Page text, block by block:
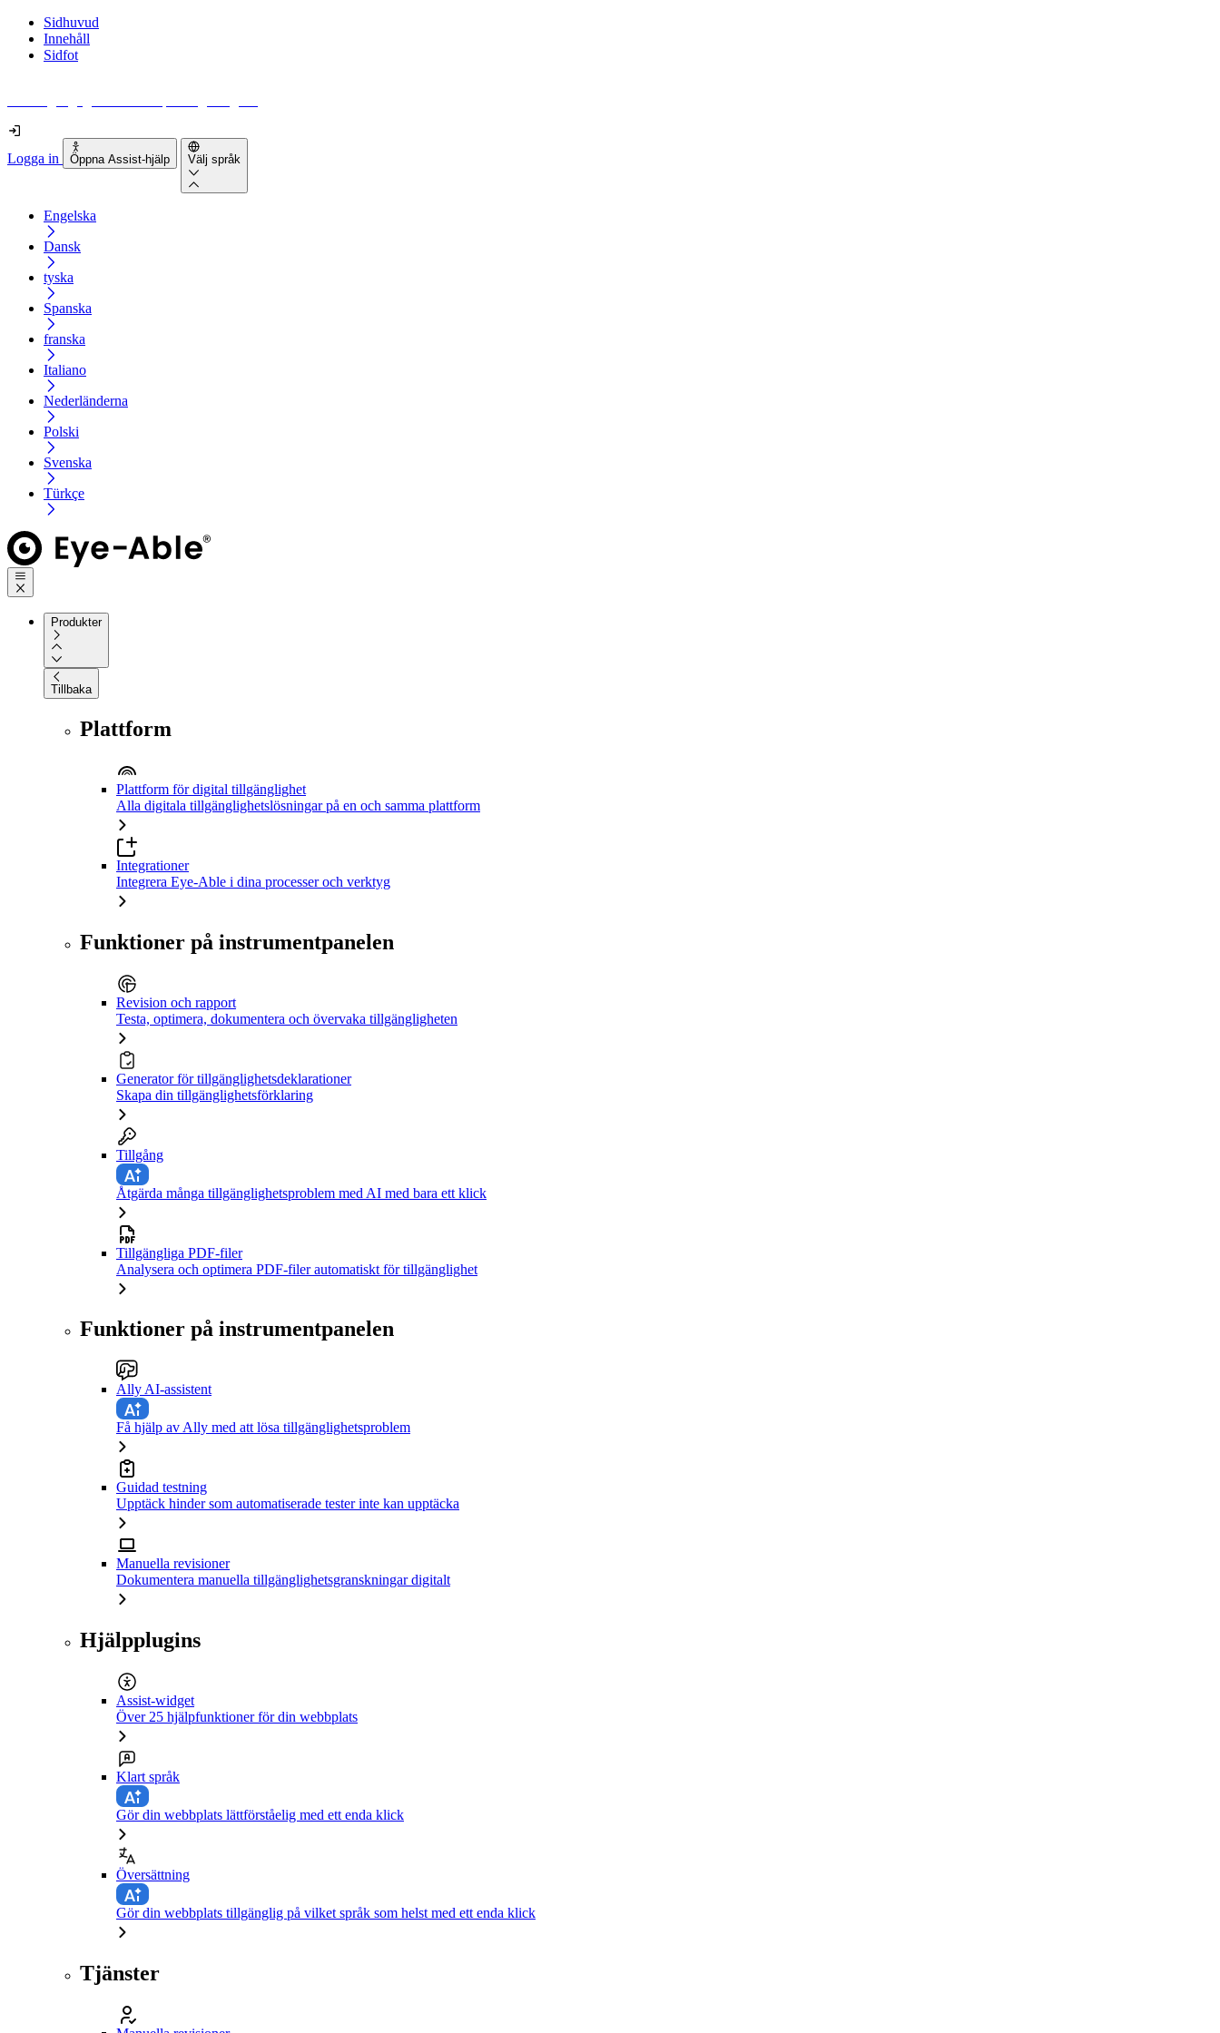
Sidhuvud
Innehåll
Sidfot
Logga in Öppna Assist-hjälp Välj språk
Engelska
Dansk
tyska
Spanska
franska
Italiano
Nederländerna
Polski
Svenska
Türkçe
Produkter
Tillbaka
Plattform
Plattform för digital tillgänglighet
Alla digitala tillgänglighetslösningar på en och samma plattform
Integrationer
Integrera Eye-Able i dina processer och verktyg
Funktioner på instrumentpanelen
Revision och rapport
Testa, optimera, dokumentera och övervaka tillgängligheten
Generator för tillgänglighetsdeklarationer
Skapa din tillgänglighetsförklaring
Tillgång
Åtgärda många tillgänglighetsproblem med AI med bara ett klick
Tillgängliga PDF-filer
Analysera och optimera PDF-filer automatiskt för tillgänglighet
Funktioner på instrumentpanelen
Ally AI-assistent
Få hjälp av Ally med att lösa tillgänglighetsproblem
Guidad testning
Upptäck hinder som automatiserade tester inte kan upptäcka
Manuella revisioner
Dokumentera manuella tillgänglighetsgranskningar digitalt
Hjälpplugins
Assist-widget
Över 25 hjälpfunktioner för din webbplats
Klart språk
Gör din webbplats lättförståelig med ett enda klick
Översättning
Gör din webbplats tillgänglig på vilket språk som helst med ett enda klick
Tjänster